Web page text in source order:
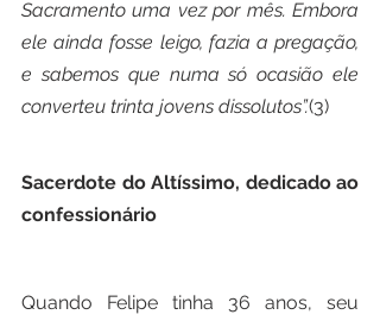
Sacramento uma vez por mês. Embora
ele ainda fosse leigo, fazia a pregação,
e sabemos que numa só ocasião ele
converteu trinta jovens dissolutos”.(3)
Sacerdote do Altíssimo, dedicado ao
confessionário
Quando Felipe tinha 36 anos, seu